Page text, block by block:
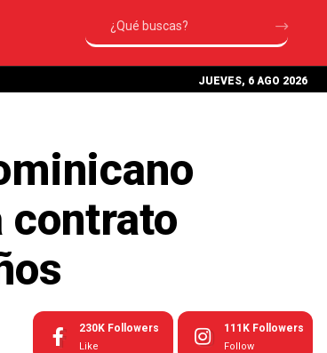
JUEVES, 6 AGO 2026
contrato
230K Followers
Like
111K Followers
Follow